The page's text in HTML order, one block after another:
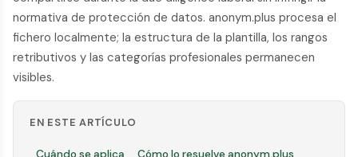
normativa de protección de datos. anonym.plus procesa el
fichero localmente; la estructura de la plantilla, los rangos
retributivos y las categorías profesionales permanecen
visibles.
EN ESTE ARTÍCULO
Cuándo se aplica Cómo lo resuelve anonym.plus